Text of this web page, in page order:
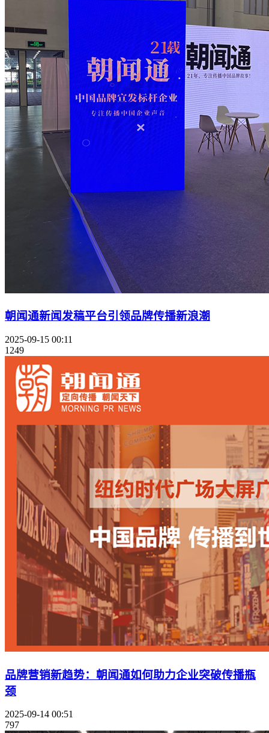
朝闻通新闻发稿平台引领品牌传播新浪潮
2025-09-15 00:11
1249
品牌营销新趋势：朝闻通如何助力企业突破传播瓶
颈
2025-09-14 00:51
797